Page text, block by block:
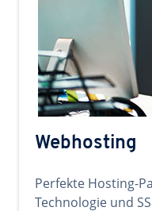
Webhosting
Perfekte Hosting-
Technologie und